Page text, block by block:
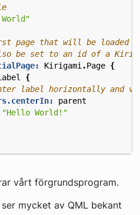
// Window title
Kirigami .Page {
{
parent
"Hello World!"
vårt förgrundsprogram.
mycket av QML bekant